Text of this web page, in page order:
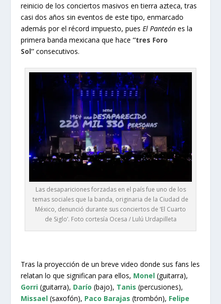
reinicio de los conciertos masivos en tierra azteca, tras
casi dos años sin eventos de este tipo, enmarcado
además por el récord impuesto, pues El Panteónes la
primera banda mexicana que hace“tres Foro
Sol” consecutivos.
Las desapariciones forzadas en el país fue uno de los
temas sociales que la banda, originaria de la Ciudad de
México, denunció durante sus conciertos de ‘El Cuarto
de Siglo’. Foto cortesía Ocesa / Lulú Urdapilleta
Tras la proyección de un breve video donde sus fans les
relatan lo que significan para ellos, Monel (guitarra),
Gorri (guitarra), Darío (bajo), Tanis (percusiones),
Missael (saxofón), Paco Barajas (trombón), Felipe